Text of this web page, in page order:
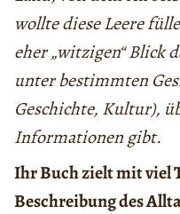
wollte diese Leere
eher „witzigen“ Blick
unter bestimmten
Geschichte, Kultur),
Informationen gibt.
Ihr Buch zielt mit viel
Beschreibung des